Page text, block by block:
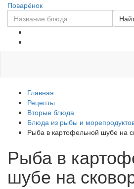
Поварёнок
Главная
Рецепты
Вторые блюда
Блюда из рыбы и
Рыба в картофельной шубе на
Рыба в
шубе на